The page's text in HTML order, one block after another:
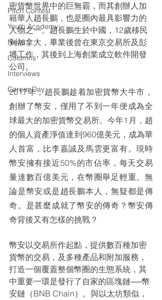
Pitch Contest
Youth Academy
News
Columns
Interviews
Career Day
密貨幣世界中的巨無霸，而其創辦人加
籍華人趙長鵬，也是圈內最具影響力的
人物之一。趙長鵬生於中國，12歲移民
到加拿大，畢業後曾在東京交易所及彭
博工作，其後到上海創業成立軟件開發
公司。
2017年，趙長鵬趁着加密貨幣大牛市，
創辦了幣安，僅用了不到一年便成為全
球最大的加密貨幣交易所。今年1月，趙
的個人資產淨值達到960億美元，成為華
人首富，比李嘉誠及馬雲更富有。現時
幣安擁有接近50%的市佔率，每天交易
量達數百億美元，在幣圈舉足輕重。無
論是幣安或是趙長鵬本人，無疑都是傳
奇。是甚麼成就了幣安的傳奇？幣安傳
奇背後又有怎樣的挑戰？
幣安以交易所作起點，提供數百種加密
貨幣的交易，及多種產品和附加服務，
打造一個覆蓋整個幣圈的生態系統，其
中重要一環是發行了自家的區塊鏈──幣
安鏈（BNB Chain）。與以太坊類似，